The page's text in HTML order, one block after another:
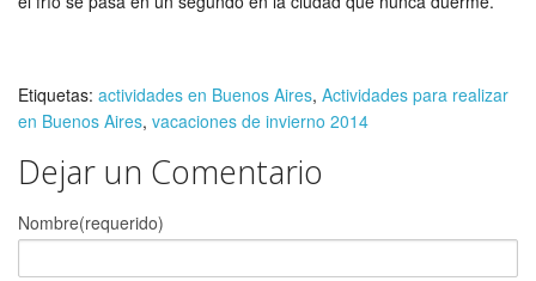
Etiquetas: actividades en Buenos Aires, Actividades para realizar
en Buenos Aires, vacaciones de invierno 2014
Dejar un Comentario
Nombre(requerido)